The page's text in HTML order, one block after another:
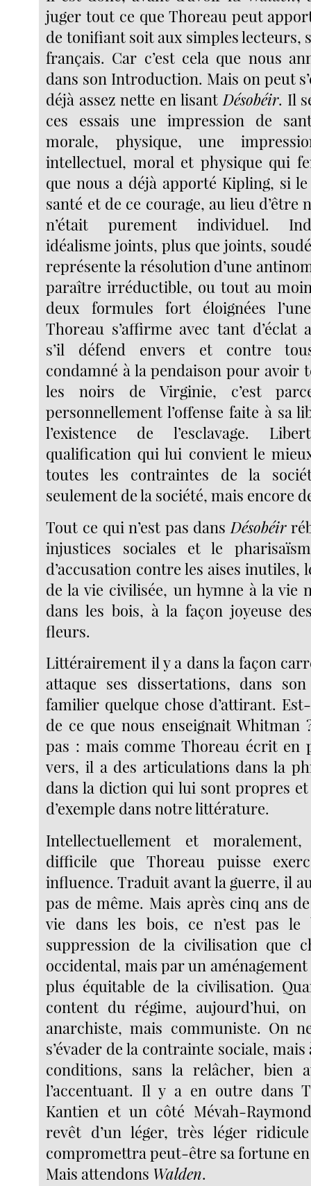
juger tout ce que Thoreau peut
de tonifiant soit aux simples lecteurs,
français. Car c’est cela que nous
dans son Introduction. Mais on peut
déjà assez nette en lisant Désobéir. Il
ces essais une impression de
morale, physique, une
intellectuel, moral et physique qui
que nous a déjà apporté Kipling, si
santé et de ce courage, au lieu d’être
n’était purement individuel.
idéalisme joints, plus que joints,
représente la résolution d’une
paraître irréductible, ou tout au
deux formules fort éloignées
Thoreau s’affirme avec tant d’éclat
s’il défend envers et contre
condamné à la pendaison pour avoir
les noirs de Virginie, c’est
personnellement l’offense faite à sa
l’existence de l’esclavage.
qualification qui lui convient le
toutes les contraintes de la
seulement de la société, mais encore
Tout ce qui n’est pas dans Désobéir
injustices sociales et le
d’accusation contre les aises inutiles,
de la vie civilisée, un hymne à la vie
dans les bois, à la façon joyeuse
fleurs.
Littérairement il y a dans la façon
attaque ses dissertations, dans
familier quelque chose d’attirant.
de ce que nous enseignait Whitman
pas : mais comme Thoreau écrit en
vers, il a des articulations dans la
dans la diction qui lui sont propres et
d’exemple dans notre littérature.
Intellectuellement et
difficile que Thoreau puisse
influence. Traduit avant la guerre, il
pas de même. Mais après cinq ans
vie dans les bois, ce n’est pas
suppression de la civilisation que
occidental, mais par un
plus équitable de la civilisation.
content du régime, aujourd’hui,
anarchiste, mais communiste. On
s’évader de la contrainte sociale,
conditions, sans la relâcher, bien
l’accentuant. Il y a en outre dans
Kantien et un côté Mévah-
revêt d’un léger, très léger
compromettra peut-être sa fortune
Mais attendons Walden.